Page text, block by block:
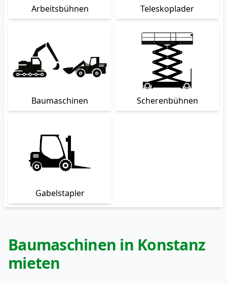
Arbeitsbühnen Teleskoplader
Baumaschinen Scherenbühnen
Gabelstapler
Baumaschinen in Konstanz
mieten